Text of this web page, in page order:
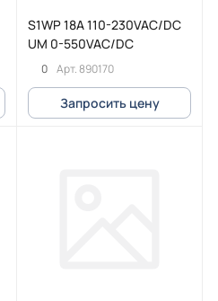
S1WP 18A 110-230VAC/DC
UM 0-550VAC/DC
0 Арт.890170
Запросить цену